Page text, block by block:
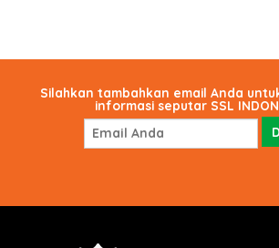
Silahkan tambahkan email Anda
informasi seputar SSL